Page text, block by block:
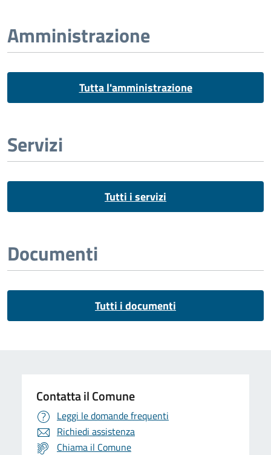
Amministrazione
Tutta l'amministrazione
Servizi
Tutti i servizi
Documenti
Tutti i documenti
Contatta il Comune
Leggi le domande frequenti
Richiedi assistenza
Chiama il Comune